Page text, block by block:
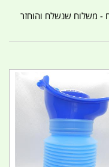
- משלוח שנשלח והוחזר